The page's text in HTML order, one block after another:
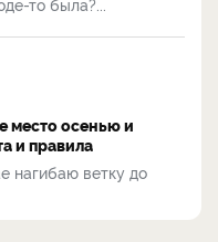
место осенью и
и правила
нагибаю ветку до